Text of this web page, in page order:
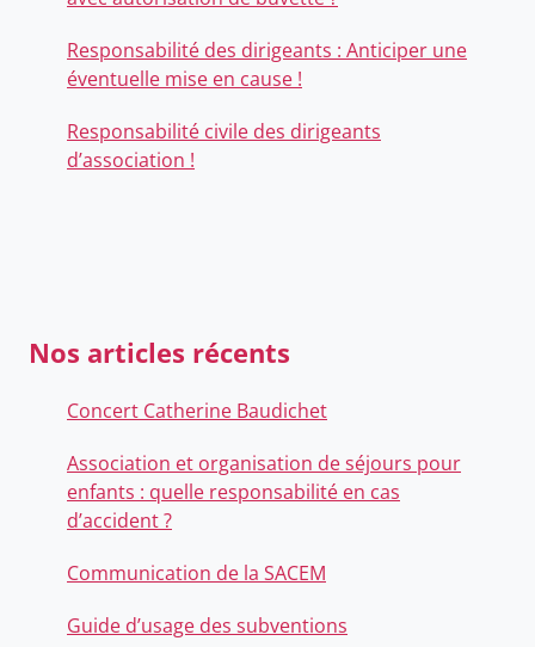
Responsabilité des dirigeants : Anticiper une
éventuelle mise en cause !
Responsabilité civile des dirigeants
d’association !
Nos articles récents
Concert Catherine Baudichet
Association et organisation de séjours pour
enfants : quelle responsabilité en cas
d’accident ?
Communication de la SACEM
Guide d’usage des subventions